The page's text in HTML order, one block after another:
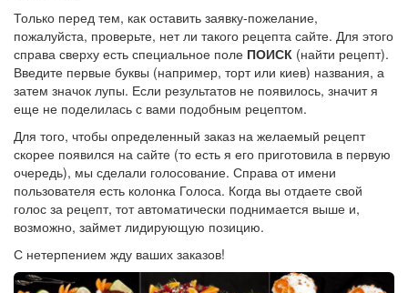
Только перед тем, как оставить заявку-пожелание,
пожалуйста, проверьте, нет ли такого рецепта сайте. Для этого
справа сверху есть специальное поле ПОИСК (найти рецепт).
Введите первые буквы (например, торт или киев) названия, а
затем значок лупы. Если результатов не появилось, значит я
еще не поделилась с вами подобным рецептом.
Для того, чтобы определенный заказ на желаемый рецепт
скорее появился на сайте (то есть я его приготовила в первую
очередь), мы сделали голосование. Справа от имени
пользователя есть колонка Голоса. Когда вы отдаете свой
голос за рецепт, тот автоматически поднимается выше и,
возможно, займет лидирующую позицию.
С нетерпением жду ваших заказов!